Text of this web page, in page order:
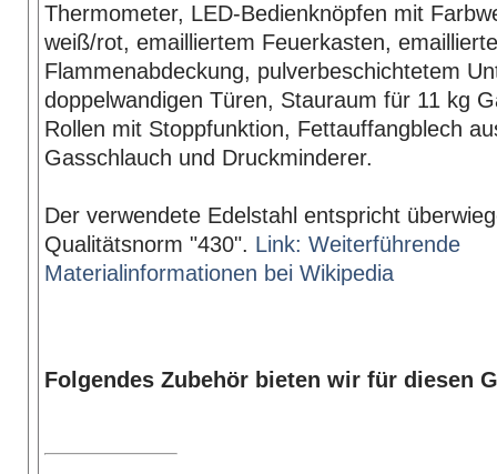
Thermometer, LED-Bedienknöpfen mit
weiß/rot, emailliertem Feuerkasten,
Flammenabdeckung, pulverbeschichtetem
doppelwandigen Türen, Stauraum für 11 kg
Rollen mit Stoppfunktion, Fettauffangblech
Gasschlauch und Druckminderer.
Der verwendete Edelstahl entspricht
Qualitätsnorm "430". Link: Weiterführende
Materialinformationen bei Wikipedia
Folgendes Zubehör bieten wir für diesen